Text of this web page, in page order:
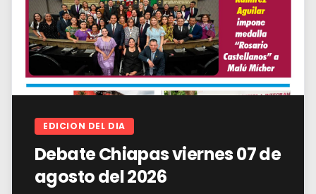
EDICION DEL DIA
Debate Chiapas viernes 07 de
agosto del 2026